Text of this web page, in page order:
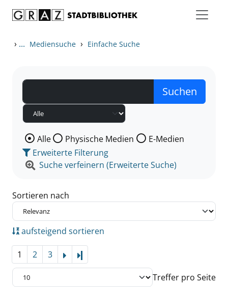
› ... Mediensuche › Einfache Suche
Wählen Sie die Medienart nach der Sie suchen wollen.
Alle Physische Medien
E-Medien
Erweiterte Filterung
Suche verfeinern (Erweiterte Suche)
Sortieren nach
aufsteigend sortieren
1 2 3
Treffer pro Seite